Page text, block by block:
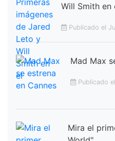
Will Smith en
Publicado el
Mad Max
Publicado
Mira el